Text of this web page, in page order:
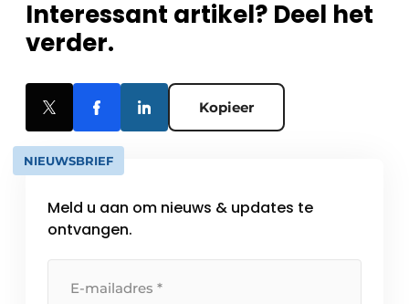
Interessant artikel? Deel het
verder.
Kopieer
NIEUWSBRIEF
Meld u aan om nieuws & updates te
ontvangen.